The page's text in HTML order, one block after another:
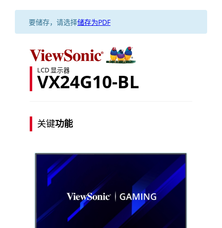
要储存，请选择储存为PDF
LCD 显示器
VX24G10-BL
关键功能